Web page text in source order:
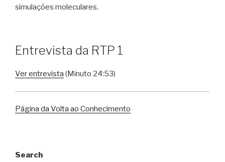
simulações moleculares.
Entrevista da RTP 1
Ver entrevista (Minuto 24:53)
Página da Volta ao Conhecimento
Search